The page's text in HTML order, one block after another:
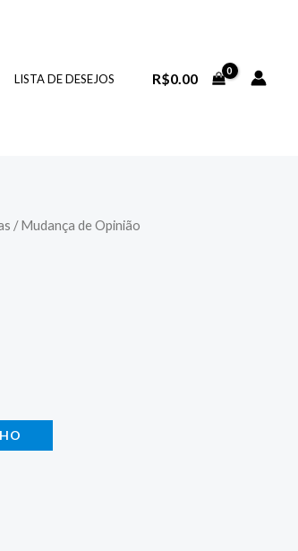
LISTA DE DESEJOS R$0.00
/ Mudança de Opinião